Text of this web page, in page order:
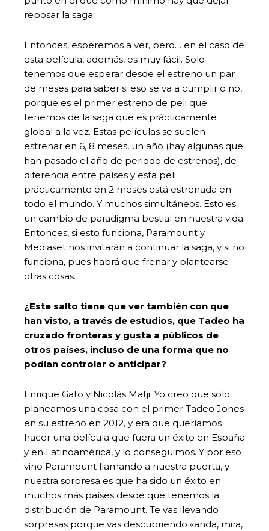
reposar la saga.
Entonces, esperemos a ver, pero… en el caso de
esta película, además, es muy fácil. Solo
tenemos que esperar desde el estreno un par
de meses para saber si eso se va a cumplir o no,
porque es el primer estreno de peli que
tenemos de la saga que es prácticamente
global a la vez. Estas películas se suelen
estrenar en 6, 8 meses, un año (hay algunas que
han pasado el año de periodo de estrenos), de
diferencia entre países y esta peli
prácticamente en 2 meses está estrenada en
todo el mundo. Y muchos simultáneos. Esto es
un cambio de paradigma bestial en nuestra vida.
Entonces, si esto funciona, Paramount y
Mediaset nos invitarán a continuar la saga, y si no
funciona, pues habrá que frenar y plantearse
otras cosas.
¿Este salto tiene que ver también con que
han visto, a través de estudios, que Tadeo ha
cruzado fronteras y gusta a públicos de
otros países, incluso de una forma que no
podían controlar o anticipar?
Enrique Gato y Nicolás Matji: Yo creo que solo
planeamos una cosa con el primer Tadeo Jones
en su estreno en 2012, y era que queríamos
hacer una película que fuera un éxito en España
y en Latinoamérica, y lo conseguimos. Y por eso
vino Paramount llamando a nuestra puerta, y
nuestra sorpresa es que ha sido un éxito en
muchos más países desde que tenemos la
distribución de Paramount. Te vas llevando
sorpresas porque vas descubriendo «anda, mira,